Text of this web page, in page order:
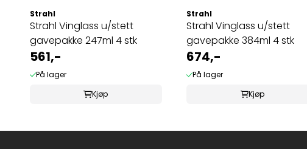
Strahl
Strahl Vinglass u/stett
gavepakke 247ml 4 stk
561,-
På lager
Kjøp
Strahl
Strahl Vinglass u/stett
gavepakke 384ml 4 stk
674,-
På lager
Kjøp